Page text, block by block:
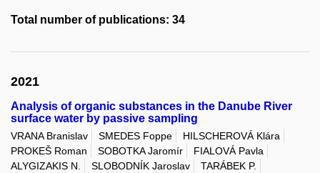
Total number of publications: 34
2021
Analysis of organic substances in the Danube River
surface water by passive sampling
VRANA Branislav SMEDES Foppe
HILSCHEROVÁ Klára
PROKEŠ Roman
SOBOTKA Jaromír
FIALOVÁ Pavla
ALYGIZAKIS N.
SLOBODNÍK Jaroslav
TARÁBEK P.